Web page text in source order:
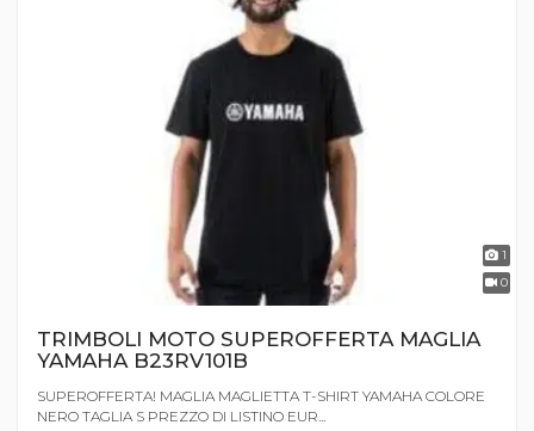
1
0
TRIMBOLI MOTO SUPEROFFERTA MAGLIA
YAMAHA B23RV101B
SUPEROFFERTA! MAGLIA MAGLIETTA T-SHIRT YAMAHA COLORE
NERO TAGLIA S PREZZO DI LISTINO EUR...